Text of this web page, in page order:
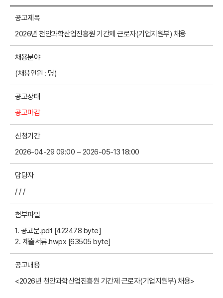
정보
공고제목
2026년 천안과학산업진흥원 기간제 근로자(기업지원부) 채용
채용분야
(채용인원 : 명)
공고상태
공고마감
신청기간
2026-04-29 09:00 ~ 2026-05-13 18:00
담당자
/ / /
첨부파일
1. 공고문.pdf [422478 byte]
2. 제출서류.hwpx [63505 byte]
공고내용
<2026년 천안과학산업진흥원 기간제 근로자(기업지원부) 채용>